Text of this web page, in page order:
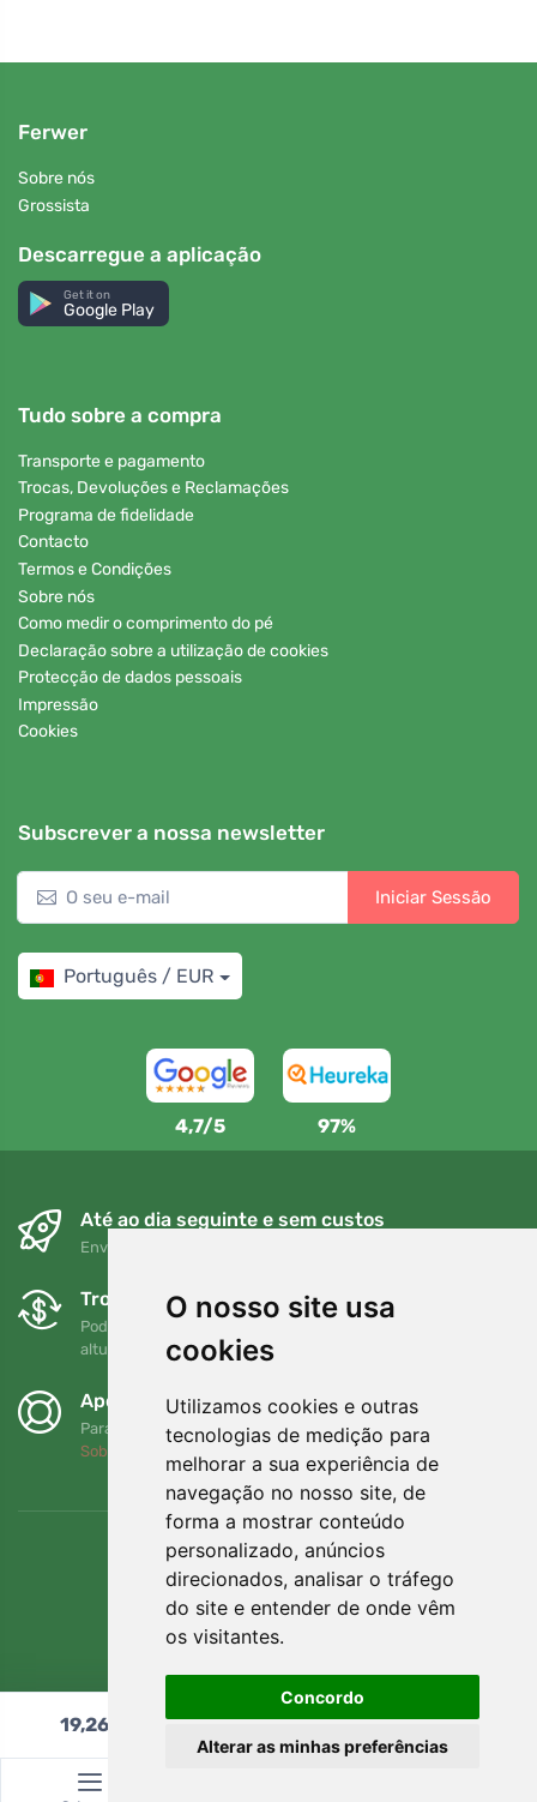
O nosso site usa
cookies
Utilizamos cookies e outras
tecnologias de medição para
melhorar a sua experiência de
navegação no nosso site, de
forma a mostrar conteúdo
personalizado, anúncios
direcionados, analisar o tráfego
do site e entender de onde vêm
os visitantes.
Concordo
Alterar as minhas preferências
Ferwer
Sobre nós
Grossista
Descarregue a aplicação
Get it on
Google Play
Tudo sobre a compra
Transporte e pagamento
Trocas, Devoluções e Reclamações
Programa de fidelidade
Contacto
Termos e Condições
Sobre nós
Como medir o comprimento do pé
Declaração sobre a utilização de cookies
Protecção de dados pessoais
Impressão
Cookies
Subscrever a nossa newsletter
Iniciar Sessão
Português / EUR
4,7/5 97%
Até ao dia seguinte e sem custos
Envio gratuito para encomendas superiores a 80 EUR
Trocas e devoluções gratuitas
Pode devolver ou trocar a sua encomenda em qualquer
altura no prazo de 90 dias
Apoiamos a Trees.org
Para cada encomenda plantamos uma árvore! Leia mais
Sobre nós
19,26 Adicionar ao carrinho